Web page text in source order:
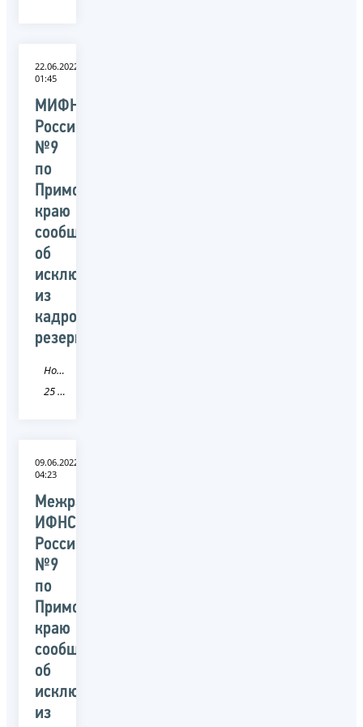
22.06.2022
01:45
МИФНС
России
№9
по
Приморскому
краю
сообщает
об
исключении
из
кадрового
резерва
Новость
25 Приморский край
09.06.2022
04:23
Межрайонная
ИФНС
России
№9
по
Приморскому
краю
сообщает
об
исключении
из